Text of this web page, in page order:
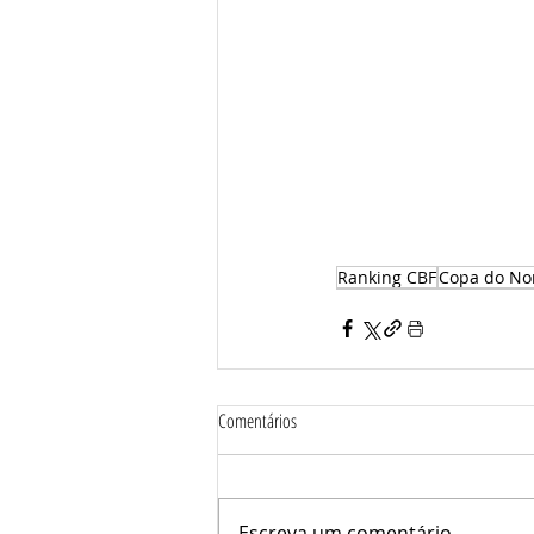
Ranking CBFCopa do
Comentários